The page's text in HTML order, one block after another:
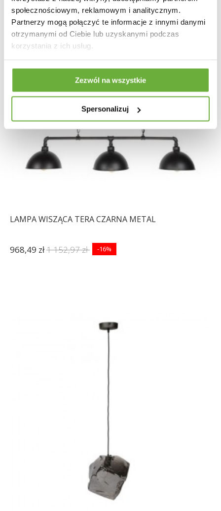
społecznościowym, reklamowym i analitycznym.
Partnerzy mogą połączyć te informacje z innymi danymi
otrzymanymi od Ciebie lub uzyskanymi podczas
korzystania z ich usług.
Zezwól na wszystkie
Spersonalizuj
LAMPA WISZĄCA TERA CZARNA METAL
968,49 zł1 152,97 zł -16%